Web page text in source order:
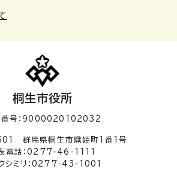
桐生市役所
番号：9000020102032
群馬県桐生市織姫町1番1号
電話：0277-46-1111
シミリ：0277-43-1001